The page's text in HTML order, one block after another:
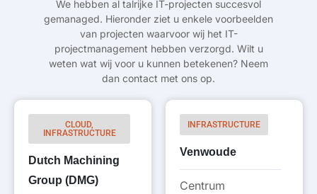
We hebben al talrijke IT-projecten succesvol
gemanaged. Hieronder ziet u enkele voorbeelden
van projecten waarvoor wij het IT-
projectmanagement hebben verzorgd. Wilt u
weten wat wij voor u kunnen betekenen? Neem
dan contact met ons op.
CLOUD,
INFRASTRUCTURE
Dutch Machining
Group (DMG)
INFRASTRUCTURE
Venwoude
Centrum